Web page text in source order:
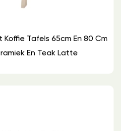
Koffie Tafels 65cm En 80 Cm
En Teak Latte